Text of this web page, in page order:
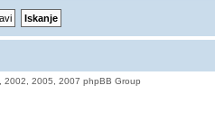
2002, 2005, 2007 phpBB Group